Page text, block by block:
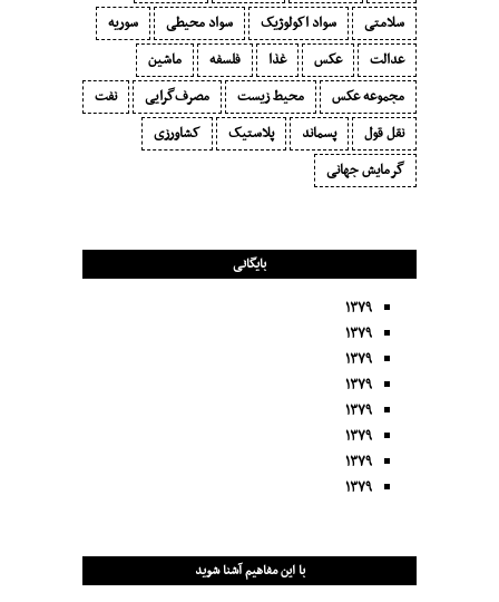
سلامتی
سواد اکولوژیک سواد محیطی
سوریه
عدالت
عکس غذا فلسفه
ماشین
مجموعه عکس
محیط زیست مصرف‌گرایی‬
نفت
نقل قول
پسماند پلاستیک
کشاورزی
گرمایش جهانی
بایگانی
۱۳۷۹
۱۳۷۹
۱۳۷۹
۱۳۷۹
۱۳۷۹
۱۳۷۹
۱۳۷۹
۱۳۷۹
با این مفاهیم آشنا شوید